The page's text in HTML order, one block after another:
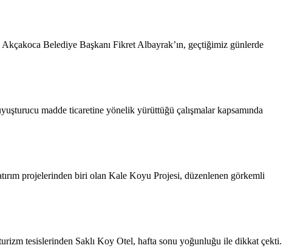
Belediye Başkanı Fikret Albayrak’ın, geçtiğimiz günlerde
madde ticaretine yönelik yürüttüğü çalışmalar kapsamında
projelerinden biri olan Kale Koyu Projesi, düzenlenen görkemli
tesislerinden Saklı Koy Otel, hafta sonu yoğunluğu ile dikkat çekti.